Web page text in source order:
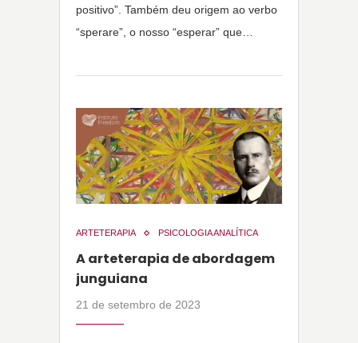
positivo”. Também deu origem ao verbo
“sperare”, o nosso “esperar” que…
ARTETERAPIA PSICOLOGIA ANALÍTICA
A arteterapia de abordagem
junguiana
21 de setembro de 2023